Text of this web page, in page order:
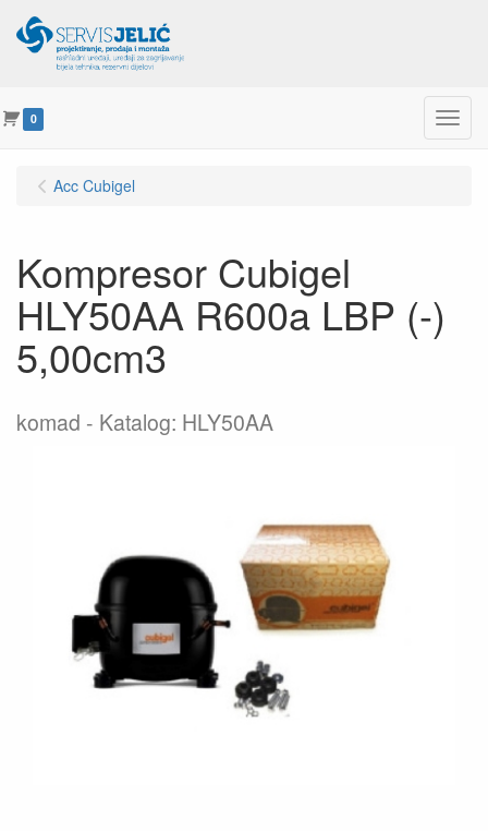
0 Menu
Acc Cubigel
Kompresor Cubigel
HLY50AA R600a LBP (-)
5,00cm3
komad Katalog: HLY50AA